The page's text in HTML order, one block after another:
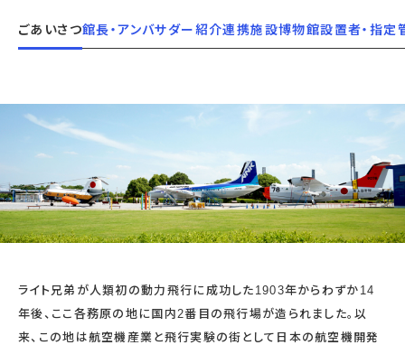
中文（繁體字）
入館料
フロアガイド
バリアフリー・音声ガイド
よくあるご質問
これまでの企画展
常設展示
航空エリア
宇宙エリア
屋外展示
シアタールーム上映
操縦シミュレーション体験
おすすめコース
開催中・開催予定のイベント
教室・講座・講演
ガイドツアー
イベントカレンダー
予約申し込み
博物館としての取組み
収蔵品検索
資料の貸出
地域との連携
空宙博ボランティア
博物館実習
一般団体
学校団体
学校・教育関係
学校・教育関係の方へ
遠足・社会見学
教育プログラム
お問い合わせ
ごあいさつ館長・アンバサダー紹介連携施設博物館設置者・指定
ライト兄弟が人類初の動力飛行に成功した1903年からわずか14
年後、ここ各務原の地に国内2番目の飛行場が造られました。以
来、この地は航空機産業と飛行実験の街として日本の航空機開発